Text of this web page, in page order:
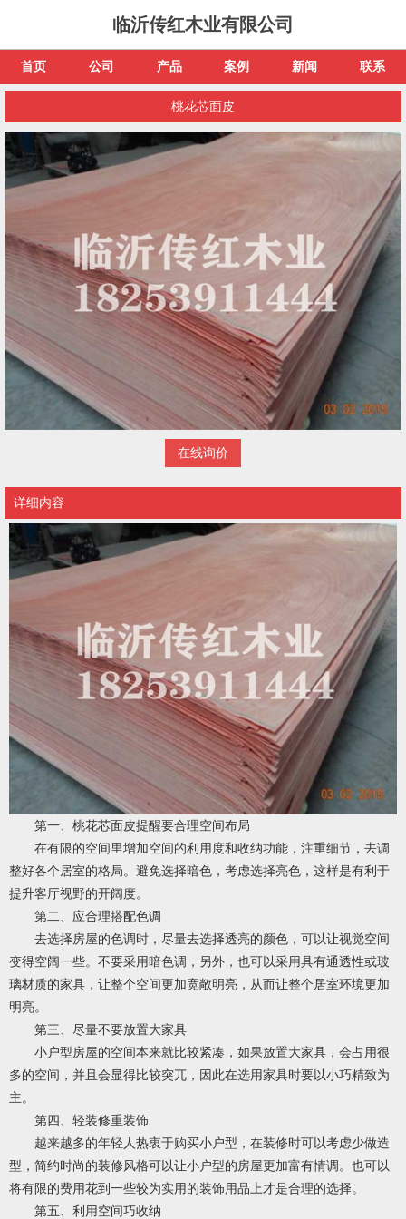
临沂传红木业有限公司
首页 公司 产品 案例 新闻 联系
桃花芯面皮
在线询价
详细内容
第一、桃花芯面皮提醒要合理空间布局
在有限的空间里增加空间的利用度和收纳功能，注重细节，去调
整好各个居室的格局。避免选择暗色，考虑选择亮色，这样是有利于
提升客厅视野的开阔度。
第二、应合理搭配色调
去选择房屋的色调时，尽量去选择透亮的颜色，可以让视觉空间
变得空阔一些。不要采用暗色调，另外，也可以采用具有通透性或玻
璃材质的家具，让整个空间更加宽敞明亮，从而让整个居室环境更加
明亮。
第三、尽量不要放置大家具
小户型房屋的空间本来就比较紧凑，如果放置大家具，会占用很
多的空间，并且会显得比较突兀，因此在选用家具时要以小巧精致为
主。
第四、轻装修重装饰
越来越多的年轻人热衷于购买小户型，在装修时可以考虑少做造
型，简约时尚的装修风格可以让小户型的房屋更加富有情调。也可以
将有限的费用花到一些较为实用的装饰用品上才是合理的选择。
第五、利用空间巧收纳